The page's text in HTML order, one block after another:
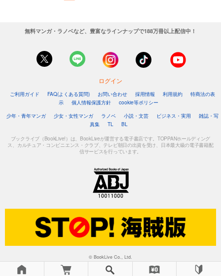
無料マンガ・ラノベなど、豊富なラインナップで188万冊以上配信中！
ログイン
ご利用ガイド FAQ(よくある質問) お問い合わせ 採用情報 利用規約
特商法の表
示
個人情報保護方針
cookie等ポリシー
少年・青年マンガ
少女・女性マンガ ラノベ 小説・文芸 ビジネス・実用
雑誌・写
真集
TL BL
ブックライブ（BookLive!）は、BookLiveが運営する電子書店です。TOPPANホールディング
ス、カルチュア・コンビニエンス・クラブ、テレビ朝日の出資を受け、日本最大級の電子書籍配
信サービスを行っています。
© BookLive Co., Ltd.